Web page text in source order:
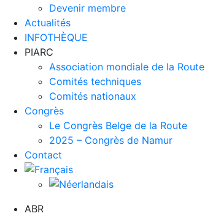
Devenir membre
Actualités
INFOTHÈQUE
PIARC
Association mondiale de la Route
Comités techniques
Comités nationaux
Congrès
Le Congrès Belge de la Route
2025 – Congrès de Namur
Contact
ABR